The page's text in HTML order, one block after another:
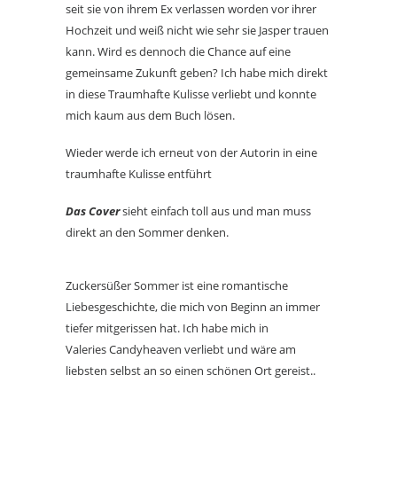
seit sie von ihrem Ex verlassen worden vor ihrer
Hochzeit und weiß nicht wie sehr sie Jasper trauen
kann. Wird es dennoch die Chance auf eine
gemeinsame Zukunft geben? Ich habe mich direkt
in diese Traumhafte Kulisse verliebt und konnte
mich kaum aus dem Buch lösen.
Wieder werde ich erneut von der Autorin in eine
traumhafte Kulisse entführt
Das Coversieht einfach toll aus und man muss
direkt an den Sommer denken.
Zuckersüßer Sommer ist eine romantische
Liebesgeschichte, die mich von Beginn an immer
tiefer mitgerissen hat. Ich habe mich in
Valeries Candyheaven verliebt und wäre am
liebsten selbst an so einen schönen Ort gereist..